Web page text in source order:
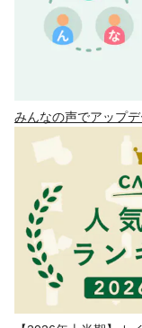
みんなの声でアップ